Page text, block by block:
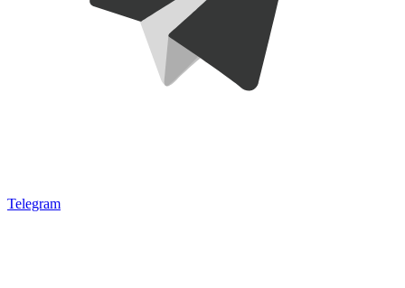
Telegram